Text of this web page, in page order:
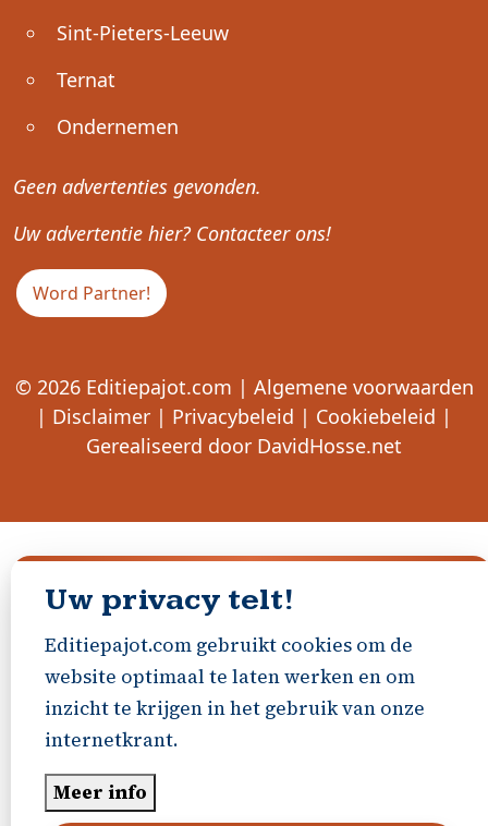
Sint-Pieters-Leeuw
Ternat
Ondernemen
Geen advertenties gevonden.
Uw advertentie hier? Contacteer ons!
Word Partner!
© 2026 Editiepajot.com | Algemene voorwaarden
| Disclaimer | Privacybeleid | Cookiebeleid |
Gerealiseerd door DavidHosse.net
Uw privacy telt!
Editiepajot.com gebruikt cookies om de
website optimaal te laten werken en om
inzicht te krijgen in het gebruik van onze
internetkrant.
Meer info